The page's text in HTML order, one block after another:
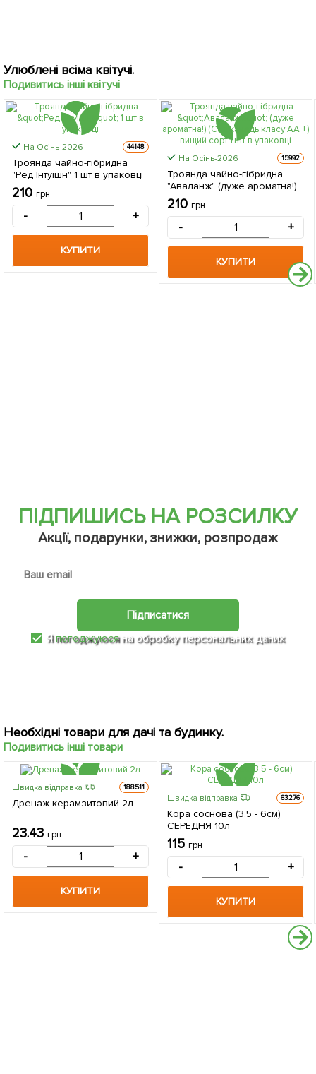
Улюблені всіма квітучі.
Подивитись інші квітучі
На Осінь-2026 44148
Троянда чайно-гібридна
"Ред Інтуішн" 1 шт в упаковці
210 грн
- +
КУПИТИ
На Осінь-2026 15992
Троянда чайно-гібридна
"Аваланж" (дуже ароматна!)
(Саджанець класу АА +)
вищий сорт 1 шт в упаковці
210 грн
- +
КУПИТИ
ПІДПИШИСЬ НА РОЗСИЛКУ
Акції, подарунки, знижки, розпродаж
Підписатися
Япогоджуюся на обробку персональних даних
Необхідні товари для дачі та будинку.
Подивитись інші товари
Швидка відправка 188511
Дренаж керамзитовий 2л
23.43 грн
- +
КУПИТИ
Швидка відправка 63276
Кора соснова (3.5 - 6см)
СЕРЕДНЯ 10л
115 грн
- +
КУПИТИ